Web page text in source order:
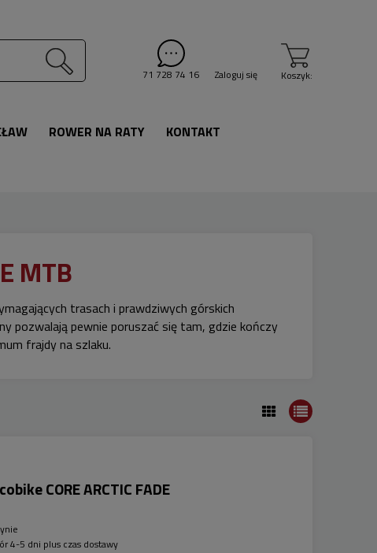
Koszyk:
71 728 74 16 Zaloguj się
ROWER NA RATY KONTAKT
MTB
trasach i prawdziwych górskich
pozwalają pewnie poruszać się tam, gdzie kończy
frajdy na szlaku.
CORE ARCTIC FADE
4-5 dni plus czas dostawy